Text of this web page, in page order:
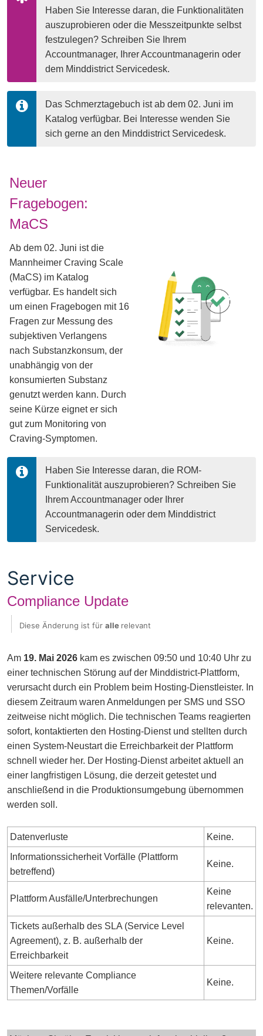
Haben Sie Interesse daran, die Funktionalitäten
auszuprobieren oder die Messzeitpunkte selbst
festzulegen? Schreiben Sie Ihrem
Accountmanager, Ihrer Accountmanagerin oder
dem Minddistrict Servicedesk.
Das Schmerztagebuch ist ab dem 02. Juni im
Katalog verfügbar. Bei Interesse wenden Sie
sich gerne an den Minddistrict Servicedesk.
Neuer
Fragebogen:
MaCS
Ab dem 02. Juni ist die
Mannheimer Craving Scale
(MaCS) im Katalog
verfügbar. Es handelt sich
um einen Fragebogen mit 16
Fragen zur Messung des
subjektiven Verlangens
nach Substanzkonsum, der
unabhängig von der
konsumierten Substanz
genutzt werden kann. Durch
seine Kürze eignet er sich
gut zum Monitoring von
Craving-Symptomen.
Haben Sie Interesse daran, die ROM-
Funktionalität auszuprobieren? Schreiben Sie
Ihrem Accountmanager oder Ihrer
Accountmanagerin oder dem Minddistrict
Servicedesk.
Service
Compliance Update
Diese Änderung ist für alle relevant
Am 19. Mai 2026 kam es zwischen 09:50 und 10:40 Uhr zu
einer technischen Störung auf der Minddistrict-Plattform,
verursacht durch ein Problem beim Hosting-Dienstleister. In
diesem Zeitraum waren Anmeldungen per SMS und SSO
zeitweise nicht möglich. Die technischen Teams reagierten
sofort, kontaktierten den Hosting-Dienst und stellten durch
einen System-Neustart die Erreichbarkeit der Plattform
schnell wieder her. Der Hosting-Dienst arbeitet aktuell an
einer langfristigen Lösung, die derzeit getestet und
anschließend in die Produktionsumgebung übernommen
werden soll.
Datenverluste
Keine.
Informationssicherheit Vorfälle (Plattform
betreffend)
Keine.
Plattform Ausfälle/Unterbrechungen
Keine
relevanten.
Tickets außerhalb des SLA (Service Level
Agreement), z. B. außerhalb der
Erreichbarkeit
Keine.
Weitere relevante Compliance
Themen/Vorfälle
Keine.